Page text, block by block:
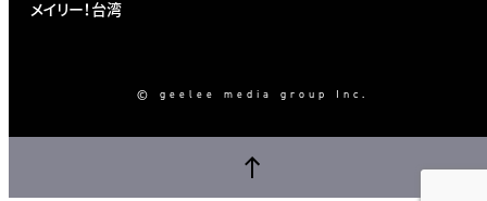
メイリー！台湾
© geelee media group Inc.